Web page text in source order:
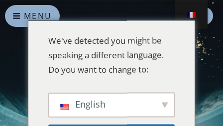
MENU
Alliances Célestes
We've detected you might be
speaking a different language.
Do you want to change to:
English